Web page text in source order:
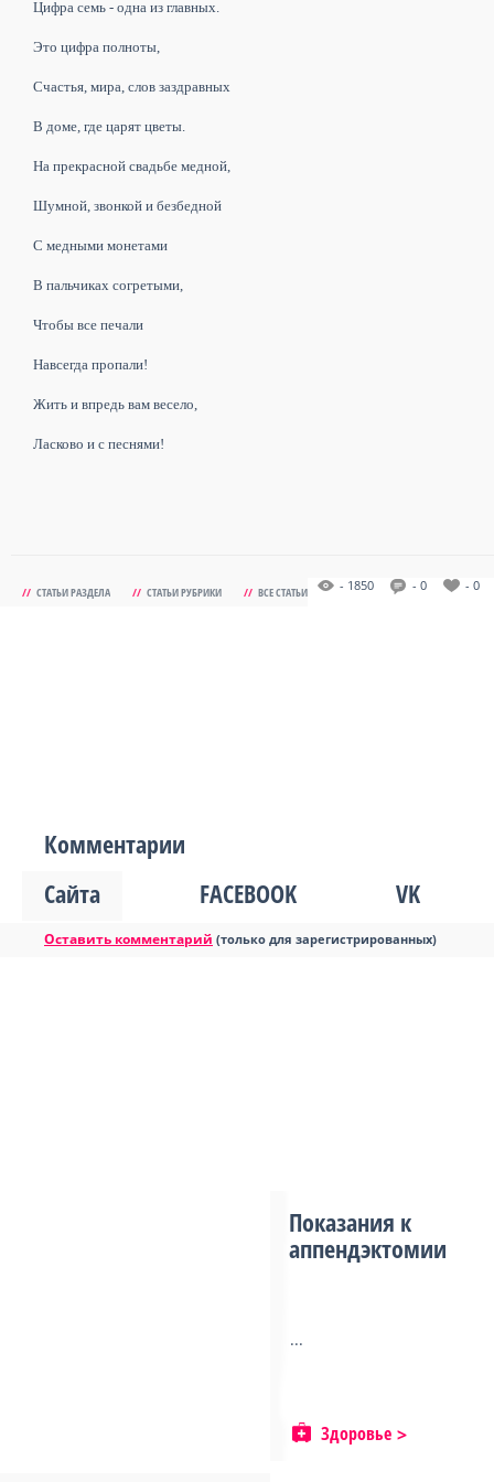
Цифра семь - одна из главных.
Это цифра полноты,
Счастья, мира, слов заздравных
В доме, где царят цветы.
На прекрасной свадьбе медной,
Шумной, звонкой и безбедной
С медными монетами
В пальчиках согретыми,
Чтобы все печали
Навсегда пропали!
Жить и впредь вам весело,
Ласково и с песнями!
// СТАТЬИ РАЗДЕЛА // СТАТЬИ РУБРИКИ // ВСЕ СТАТЬИ - 1850 - 0 - 0
Комментарии
Сайта
FACEBOOK VK
Оставить комментарий (только для зарегистрированных)
Показания к
аппендэктомии
...
Здоровье